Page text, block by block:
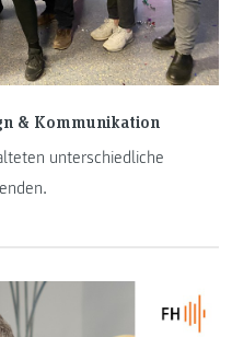
& Kommunikation
unterschiedliche